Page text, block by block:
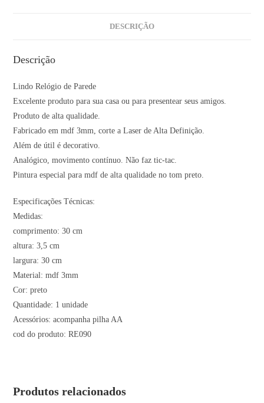
DESCRIÇÃO
Descrição
Lindo Relógio de Parede
Excelente produto para sua casa ou para presentear seus amigos.
Produto de alta qualidade.
Fabricado em mdf 3mm, corte a Laser de Alta Definição.
Além de útil é decorativo.
Analógico, movimento contínuo. Não faz tic-tac.
Pintura especial para mdf de alta qualidade no tom preto.
Especificações Técnicas:
Medidas:
comprimento: 30 cm
altura: 3,5 cm
largura: 30 cm
Material: mdf 3mm
Cor: preto
Quantidade: 1 unidade
Acessórios: acompanha pilha AA
cod do produto: RE090
Produtos relacionados